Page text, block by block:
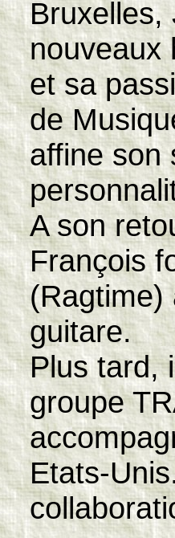
Bruxelles,
nouveaux
et sa
de
affine son
A son
François
(Ragtime)
guitare.
Plus tard,
groupe
Etats-